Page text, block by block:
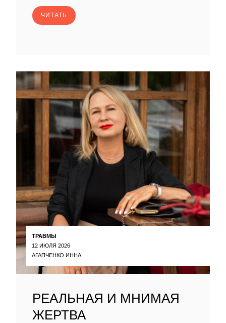
ЧИТАТЬ
ТРАВМЫ
12 ИЮЛЯ 2026
АГАПЧЕНКО ИННА
РЕАЛЬНАЯ И МНИМАЯ
ЖЕРТВА